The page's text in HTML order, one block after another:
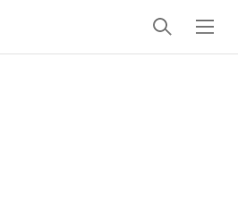
검
색
메
뉴